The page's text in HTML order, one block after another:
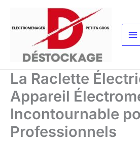
contenu
La Raclette
Appareil
Incontournable
Professionnels